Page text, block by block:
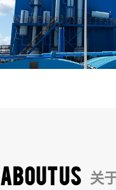
ABOUT US 关